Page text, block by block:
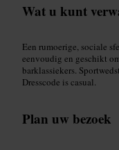
Wat u kunt
Een rumoerige, sociale
eenvoudig en geschikt
barklassiekers.
Dresscode is casual.
Plan uw bezoek